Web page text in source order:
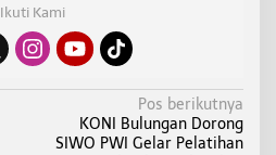
Ikuti Kami
Pos berikutnya
KONI Bulungan Dorong
SIWO PWI Gelar Pelatihan